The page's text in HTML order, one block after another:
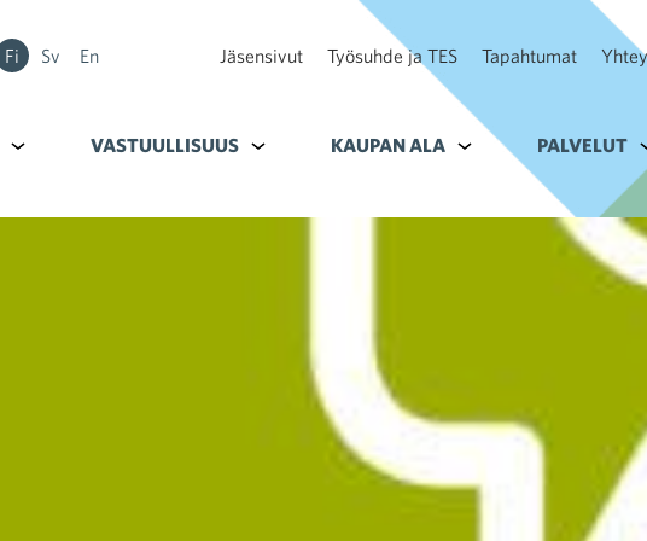
Fi Sv En Jäsensivut Työsuhde ja TES Tapahtumat
Alavalikko kohteelle Tavoitteet
VASTUULLISUUS Alavalikko kohteelle Vastuullisuus
KAUPAN ALA Alavalikko kohteelle
PALVELUT